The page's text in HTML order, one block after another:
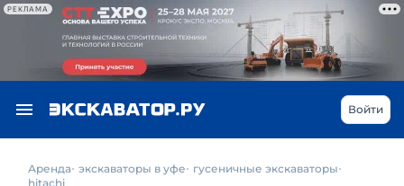
РЕКЛАМА
Войти
Аренда экскаваторы в уфе
гусеничные экскаваторы
hitachi